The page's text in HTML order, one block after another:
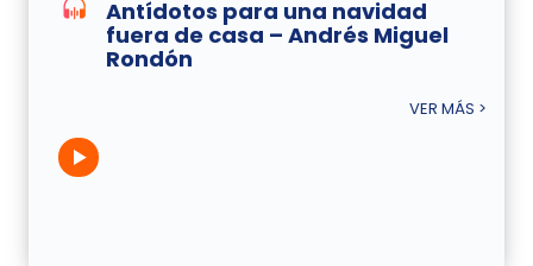
Antídotos para una navidad
fuera de casa – Andrés Miguel
Rondón
VER MÁS >